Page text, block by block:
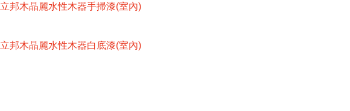
立邦木晶麗水性木器手掃漆(室內)
立邦木晶麗水性木器白底漆(室內)